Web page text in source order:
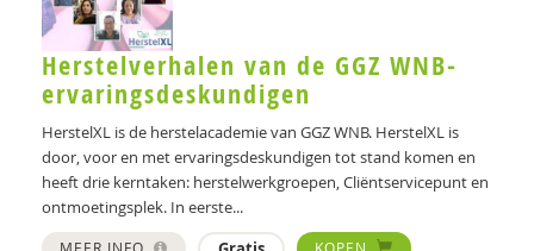
GGD GHOR Nederland
Janine Groeneveld
Ineke Haakma
Lectoraat Rehabilitatie, Hanze
Anne-Laura van Harmelen
Herstelverhalen van de GGZ WNB-
ervaringsdeskundigen
HerstelXL is de herstelacademie van GGZ WNB. HerstelXL is
door, voor en met ervaringsdeskundigen tot stand komen en
heeft drie kerntaken: herstelwerkgroepen, Cliëntservicepunt en
ontmoetingsplek. In eerste...